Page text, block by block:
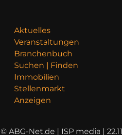
Aktuelles
Veranstaltungen
Branchenbuch
Suchen | Finden
Immobilien
Stellenmarkt
Anzeigen
© ABG-Net.de | ISP media |